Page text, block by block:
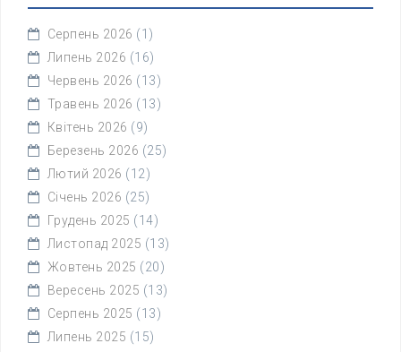
Серпень 2026 (1)
Липень 2026 (16)
Червень 2026 (13)
Травень 2026 (13)
Квітень 2026 (9)
Березень 2026 (25)
Лютий 2026 (12)
Січень 2026 (25)
Грудень 2025 (14)
Листопад 2025 (13)
Жовтень 2025 (20)
Вересень 2025 (13)
Серпень 2025 (13)
Липень 2025 (15)